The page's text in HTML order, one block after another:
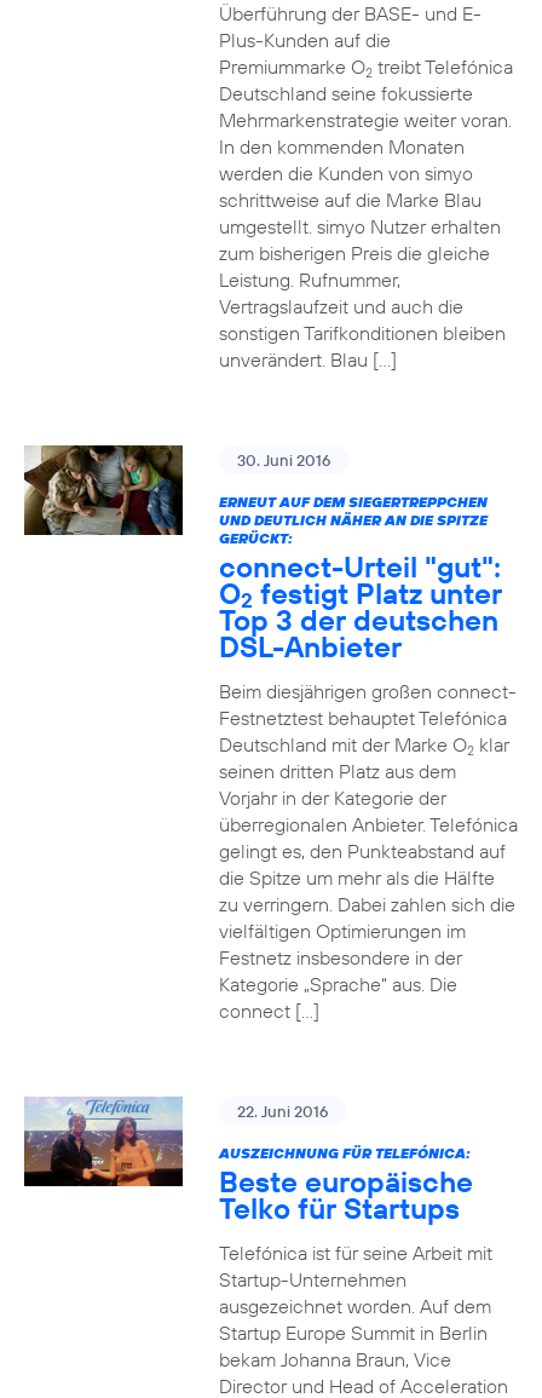
Überführung der BASE- und E-
Plus-Kunden auf die
Premiummarke O2treibt Telefónica
Deutschland seine fokussierte
Mehrmarkenstrategie weiter voran.
In den kommenden Monaten
werden die Kunden von simyo
schrittweise auf die Marke Blau
umgestellt. simyo Nutzer erhalten
zum bisherigen Preis die gleiche
Leistung. Rufnummer,
Vertragslaufzeit und auch die
sonstigen Tarifkonditionen bleiben
unverändert. Blau […]
30. Juni 2016
ERNEUT AUF DEM SIEGERTREPPCHEN
UND DEUTLICH NÄHER AN DIE SPITZE
GERÜCKT:
connect-Urteil "gut":
O2 festigt Platz unter
Top 3 der deutschen
DSL-Anbieter
Beim diesjährigen großen connect-
Festnetztest behauptet Telefónica
Deutschland mit der Marke O2klar
seinen dritten Platz aus dem
Vorjahr in der Kategorie der
überregionalen Anbieter. Telefónica
gelingt es, den Punkteabstand auf
die Spitze um mehr als die Hälfte
zu verringern. Dabei zahlen sich die
vielfältigen Optimierungen im
Festnetz insbesondere in der
Kategorie „Sprache“ aus. Die
connect […]
22. Juni 2016
AUSZEICHNUNG FÜR TELEFÓNICA:
Beste europäische
Telko für Startups
Telefónica ist für seine Arbeit mit
Startup-Unternehmen
ausgezeichnet worden. Auf dem
Startup Europe Summit in Berlin
bekam Johanna Braun, Vice
Director und Head of Acceleration